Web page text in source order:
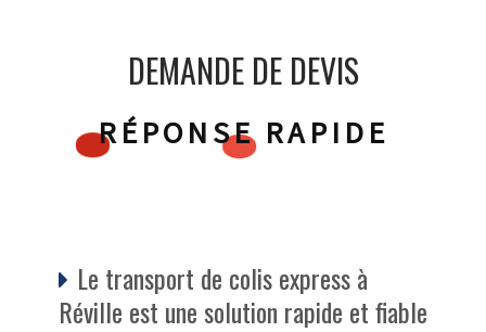
DEMANDE DE DEVIS
RÉPONSE RAPIDE
Le transport de colis express à
Réville est une solution rapide et fiable